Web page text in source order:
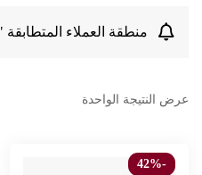
منطقة العملاء المتطابقة
عرض النتيجة الواحدة
-42%